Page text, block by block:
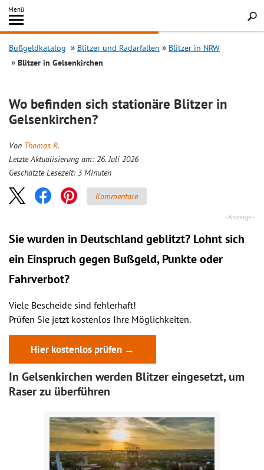
Inhalt
springen
Menü
Search
Bußgeldkatalog Blitzer und Radarfallen
Blitzer in NRW
Blitzer in Gelsenkirchen
Wo befinden sich stationäre Blitzer in
Gelsenkirchen?
Von Thomas R.
Letzte Aktualisierung am: 26. Juli 2026
Geschätzte Lesezeit: 3 Minuten
Kommentare
Sie wurden in Deutschland geblitzt? Lohnt sich
ein Einspruch gegen Bußgeld, Punkte oder
Fahrverbot?
Viele Bescheide sind fehlerhaft!
Prüfen Sie jetzt kostenlos Ihre Möglichkeiten.
Hier kostenlos prüfen →
In Gelsenkirchen werden Blitzer eingesetzt, um
Raser zu überführen